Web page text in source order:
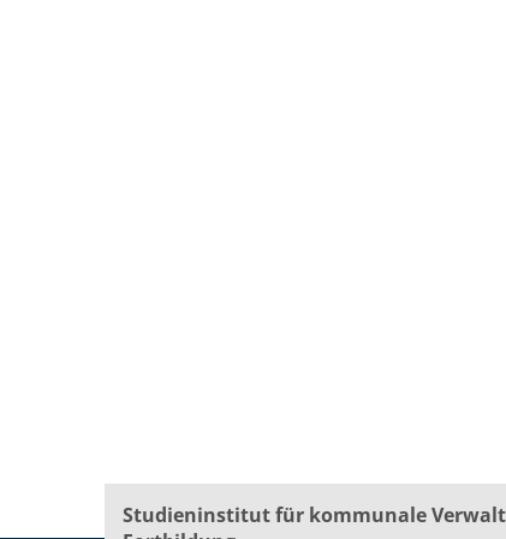
Studieninstitut für kommunale